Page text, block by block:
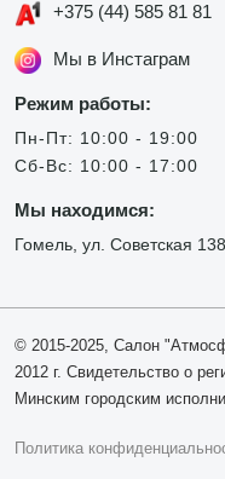
+375 (44) 585 81 81
Мы в Инстаграм
Режим работы:
Пн-Пт: 10:00 - 19:00
Сб-Вс: 10:00 - 17:00
Мы находимся:
Гомель, ул. Советская
© 2015-2025, Салон
2012 г. Свидетельство о
Минским городским
Политика